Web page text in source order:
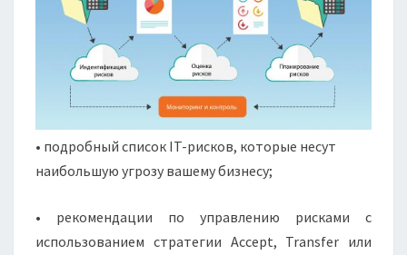
• подробный список IT-рисков, которые несут
наибольшую угрозу вашему бизнесу;
• рекомендации по управлению рисками с
использованием стратегии Accept, Transfer или